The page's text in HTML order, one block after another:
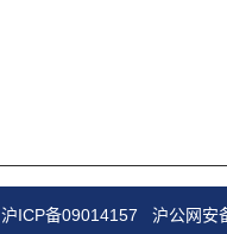
沪ICP备09014157
沪公网安